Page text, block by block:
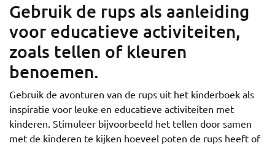
Gebruik de rups als aanleiding
voor educatieve activiteiten,
zoals tellen of kleuren
benoemen.
Gebruik de avonturen van de rups uit het kinderboek als
inspiratie voor leuke en educatieve activiteiten met
kinderen. Stimuleer bijvoorbeeld het tellen door samen
met de kinderen te kijken hoeveel poten de rups heeft of